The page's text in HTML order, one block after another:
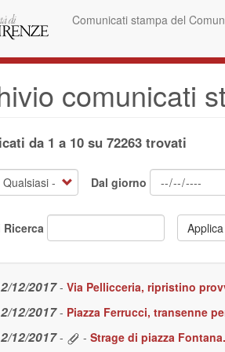
Comunicati stampa del
comunicati
da 1 a 10 su 72263 trovati
Dal giorno
Applica
12/2017 - Via Pellicceria, ripristino
12/2017 - Piazza Ferrucci, transenne
12/2017 - - Strage di piazza